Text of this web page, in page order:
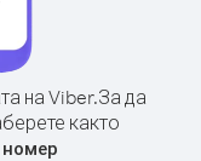
на Viber.За да
както